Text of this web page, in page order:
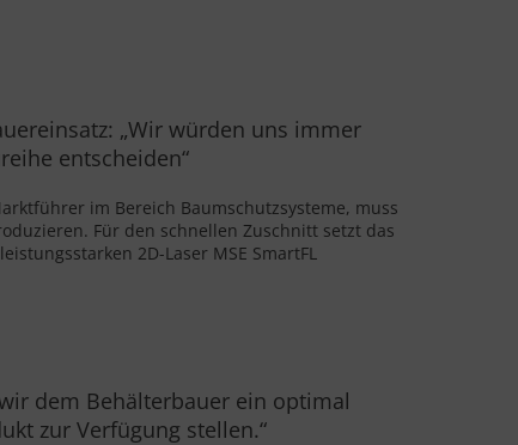
„Wir würden uns immer
entscheiden“
im Bereich Baumschutzsysteme, muss
Für den schnellen Zuschnitt setzt das
2D-Laser MSE SmartFL
dem Behälterbauer ein optimal
zur Verfügung stellen.“